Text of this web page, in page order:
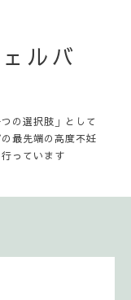
ルバ
の選択肢」として
最先端の高度不妊
っています